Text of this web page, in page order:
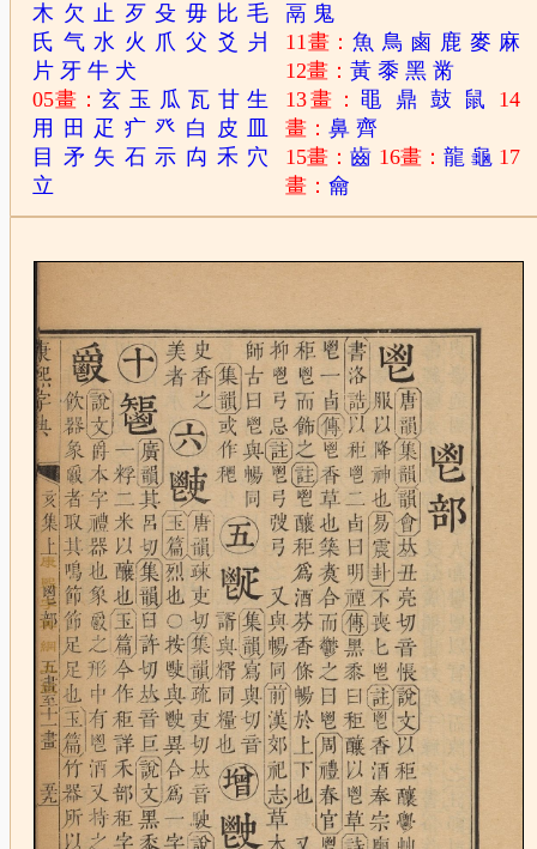
木 欠 止 歹 殳 毋 比 毛
氏 气 水 火 爪 父 爻 爿
片 牙 牛 犬
05畫：玄 玉 瓜 瓦 甘 生
用
田 疋 疒 癶 白 皮
目
矛 矢 石 示 禸 禾 穴
立
鬲 鬼
11畫：魚 鳥 鹵 鹿 麥 麻
12畫：黃 黍 黑 黹
13畫： 黽 鼎 鼓 鼠
14
畫：鼻 齊
15畫：齒 16畫： 龍 龜 17
畫：龠